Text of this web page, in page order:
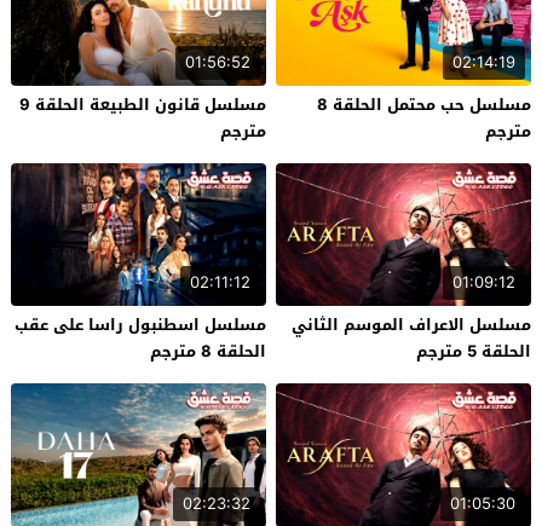
02:14:19
مسلسل حب محتمل الحلقة 8
مترجم
01:56:52
مسلسل قانون الطبيعة الحلقة 9
مترجم
01:09:12
مسلسل الاعراف الموسم الثاني
الحلقة 5 مترجم
02:11:12
مسلسل اسطنبول راسا على عقب
الحلقة 8 مترجم
01:05:30
02:23:32